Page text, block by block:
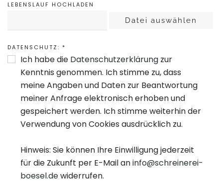
LEBENSLAUF HOCHLADEN
Datei auswählen
DATENSCHUTZ: *
Ich habe die Datenschutzerklärung zur
Kenntnis genommen. Ich stimme zu, dass
meine Angaben und Daten zur Beantwortung
meiner Anfrage elektronisch erhoben und
gespeichert werden. Ich stimme weiterhin der
Verwendung von Cookies ausdrücklich zu.
Hinweis: Sie können Ihre Einwilligung jederzeit
für die Zukunft per E-Mail aninfo@schreinerei-
boesel.dewiderrufen.